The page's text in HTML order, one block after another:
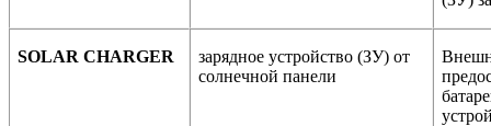
SOLAR CHARGER
зарядное устройство (ЗУ) от
солнечной панели